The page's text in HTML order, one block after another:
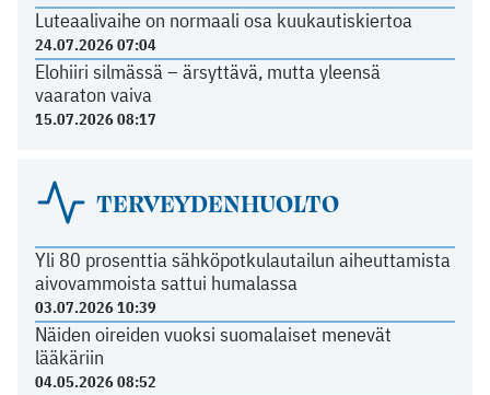
Luteaalivaihe on normaali osa kuukautiskiertoa
24.07.2026 07:04
Elohiiri silmässä – ärsyttävä, mutta yleensä
vaaraton vaiva
15.07.2026 08:17
TERVEYDENHUOLTO
Yli 80 prosenttia sähköpotkulautailun aiheuttamista
aivovammoista sattui humalassa
03.07.2026 10:39
Näiden oireiden vuoksi suomalaiset menevät
lääkäriin
04.05.2026 08:52